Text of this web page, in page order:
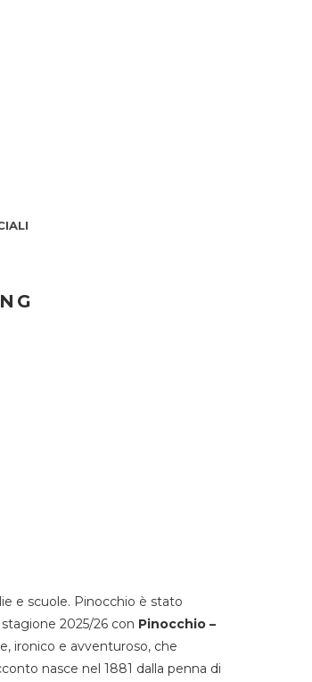
e scuole. Pinocchio è stato
2025/26 con Pinocchio –
ironico e avventuroso, che
nasce nel 1881 dalla penna di